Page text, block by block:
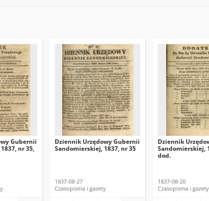
Gubernii
nr 35,
Dziennik Urzędowy Gubernii
Sandomierskiej, 1837, nr 35
1837-08-27
Czasopisma i gazety
Dziennik
Sandomierskiej,
dod.
1837-08-20
Czasopisma i gazety